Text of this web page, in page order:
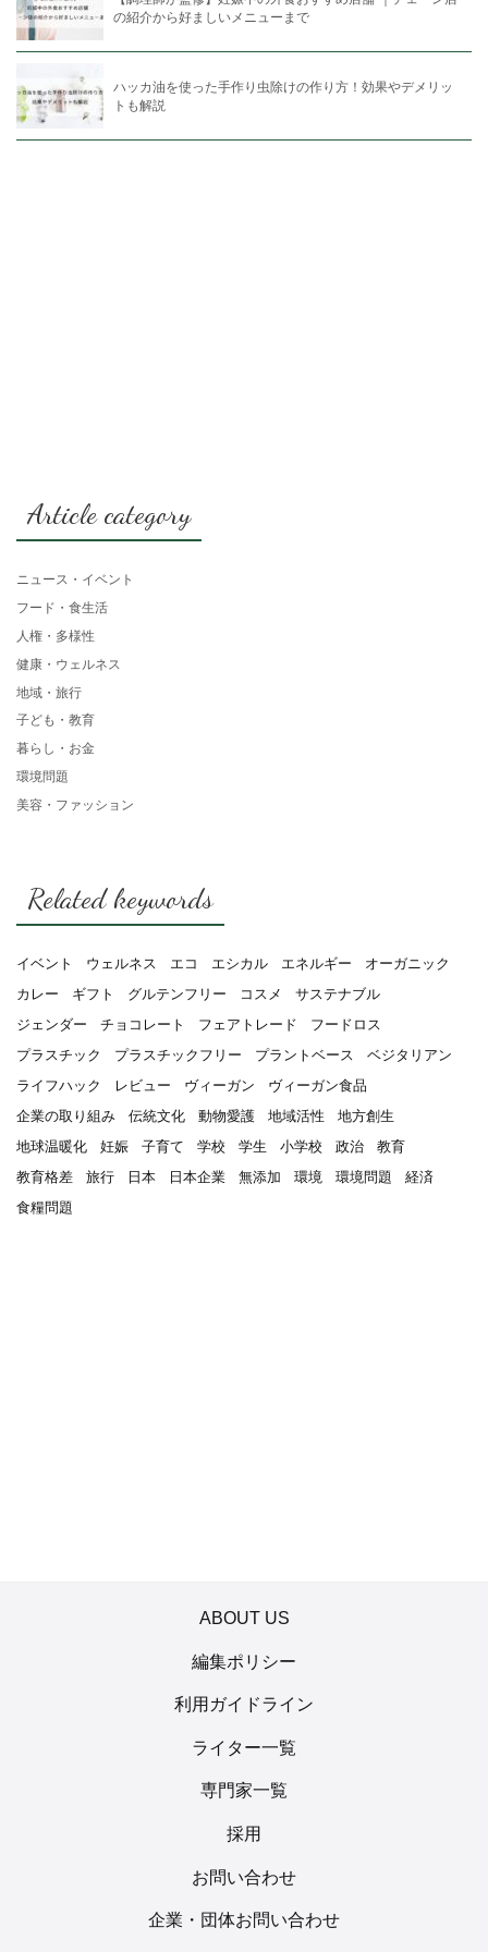
の紹介から好ましいメニューまで
ハッカ油を使った手作り虫除けの作り方！効果やデメリッ
トも解説
Article category
ニュース・イベント
フード・食生活
人権・多様性
健康・ウェルネス
地域・旅行
子ども・教育
暮らし・お金
環境問題
美容・ファッション
Related keywords
イベント ウェルネス エコ エシカル エネルギー
オーガニック
カレー
ギフト グルテンフリー コスメ
サステナブル
ジェンダー
チョコレート フェアトレード
フードロス
プラスチック
プラスチックフリー プラントベース
ベジタリアン
ライフハック
レビュー ヴィーガン
ヴィーガン食品
企業の取り組み
伝統文化 動物愛護 地域活性
地方創生
地球温暖化
妊娠 子育て 学校 学生 小学校 政治
教育
教育格差
旅行 日本 日本企業 無添加 環境 環境問題
経済
食糧問題
ABOUT US
編集ポリシー
利用ガイドライン
ライター一覧
専門家一覧
採用
お問い合わせ
企業・団体お問い合わせ